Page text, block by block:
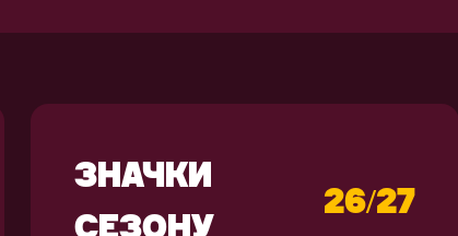
ЗНАЧКИ
СЕЗОНУ
26/27